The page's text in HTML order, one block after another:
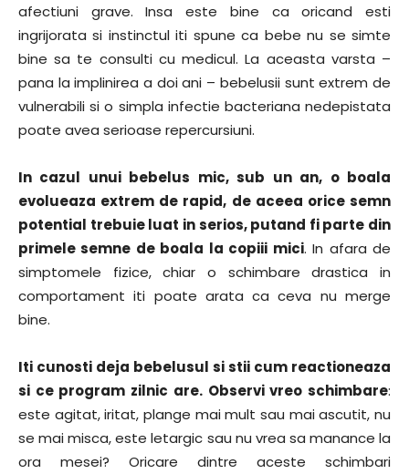
afectiuni grave. Insa este bine ca oricand esti
ingrijorata si instinctul iti spune ca bebe nu se simte
bine sa te consulti cu medicul. La aceasta varsta –
pana la implinirea a doi ani – bebelusii sunt extrem de
vulnerabili si o simpla infectie bacteriana nedepistata
poate avea serioase repercursiuni.
In cazul unui bebelus mic, sub un an, o boala
evolueaza extrem de rapid, de aceea orice semn
potential trebuie luat in serios, putand fi parte din
primele semne de boala la copiii mici. In afara de
simptomele fizice, chiar o schimbare drastica in
comportament iti poate arata ca ceva nu merge
bine.
Iti cunosti deja bebelusul si stii cum reactioneaza
si ce program zilnic are. Observi vreo schimbare:
este agitat, iritat, plange mai mult sau mai ascutit, nu
se mai misca, este letargic sau nu vrea sa manance la
ora mesei? Oricare dintre aceste schimbari